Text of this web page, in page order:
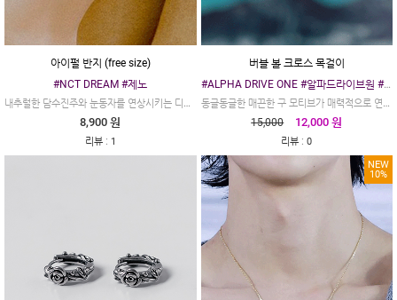
아이펄 반지 (free size)
#NCT DREAM #제노
내추럴한 담수진주와 눈동자를 연상시키는 디자인 #아이펄
8,900 원
리뷰: 1
버블 볼 크로스 목걸이
#ALPHA DRIVE ONE #알파드라이브원 #알디원
동글동글한 매끈한 구 모티브가 매력적으로 연결된 버블 볼 크로스 목걸이입니다.
15,000
12,000 원
리뷰 :0
NEW
10%